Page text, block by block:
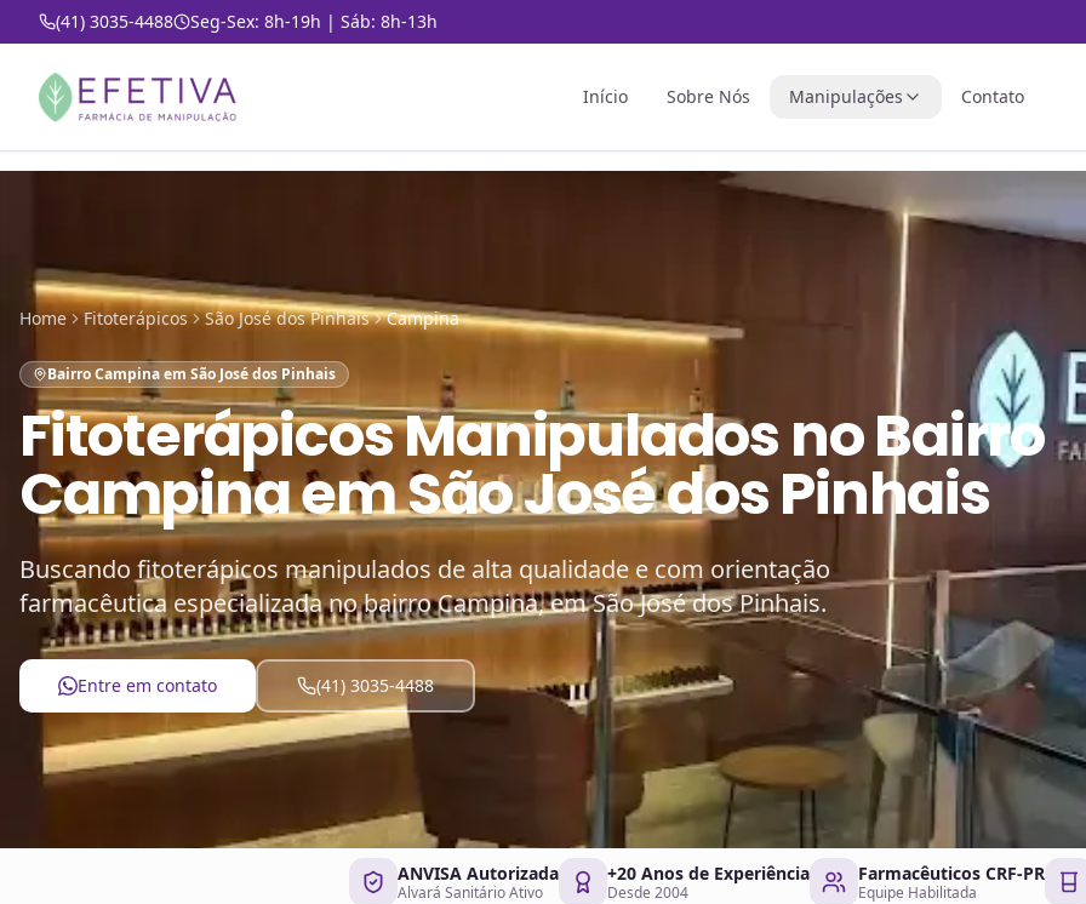
(41) 3035-4488 Seg-Sex: 8h-19h | Sáb: 8h-13h
Início Sobre Nós Manipulações Contato
Home Fitoterápicos São José dos Pinhais Campina
Bairro Campina em São José dos Pinhais
Fitoterápicos ManipuladosnoBairro
Campina em São José dos Pinhais
Buscando fitoterápicos manipulados de alta qualidade e com orientação
farmacêutica especializada no bairro Campina, em São José dos Pinhais.
Entre em contato (41) 3035-4488
ANVISA Autorizada
Alvará Sanitário Ativo
+20 Anos de Experiência
Desde 2004
Farmacêuticos CRF-PR
Equipe Habilitada